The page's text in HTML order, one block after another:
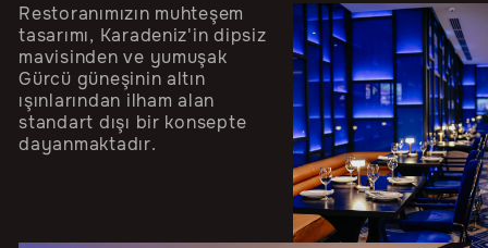
Restoranımızın muhteşem
tasarımı, Karadeniz'in dipsiz
mavisinden ve yumuşak
Gürcü güneşinin altın
ışınlarından ilham alan
standart dışı bir konsepte
dayanmaktadır.